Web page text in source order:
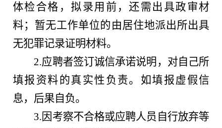
体检合格，拟录用前，还需出具政审材
料；暂无工作单位的由居住地派出所出具
无犯罪记录证明材料。
2.应聘者签订诚信承诺说明，对自己所
填报资料的真实性负责。如填报虚假信
息，后果自负。
3.因考察不合格或应聘人员自行放弃等